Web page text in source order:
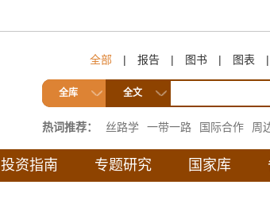
全部 | 报告 | 图书 | 图表 |
全库 全文
热词推荐： 丝路学 一带一路 国际合作 周
互联互通
投资指南 专题研究 国家库